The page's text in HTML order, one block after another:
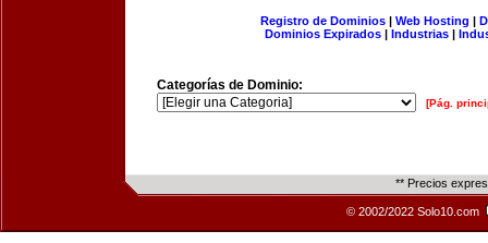
Registro de Dominios| Web Hosting |
Dominios Expirados | Industrias |
Categorías de Dominio:
[Pág.
** Precios
© 2002/2022 Solo10.com